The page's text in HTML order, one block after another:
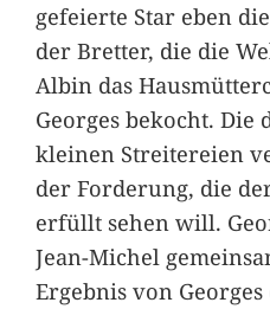
gefeierte Star eben
der Bretter, die die
Albin das
Georges bekocht.
kleinen Streitereien
der Forderung, die
erfüllt sehen will.
Jean-Michel
Ergebnis von